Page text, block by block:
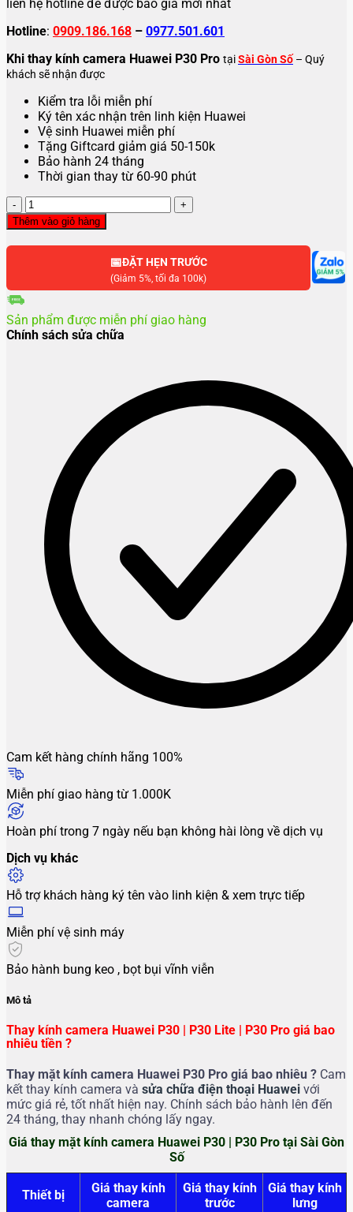
liên hệ hotline để được báo giá mới nhất
Hotline: 0909.186.168 – 0977.501.601
Khi thay kính camera Huawei P30 Pro tạiSài Gòn Số – Quý
khách sẽ nhận được
Kiểm tra lỗi miễn phí
Ký tên xác nhận trên linh kiện Huawei
Vệ sinh Huawei miễn phí
Tặng Giftcard giảm giá 50-150k
Bảo hành 24 tháng
Thời gian thay từ 60-90 phút
Thay
kính
camera
Huawei
số
Thêm vào giỏ hàng
📅ĐẶT HẸN TRƯỚC
(Giảm 5%, tối đa 100k)
Sản phẩm được miễn phí giao hàng
Chính sách sửa chữa
Cam kết hàng chính hãng 100%
Miễn phí giao hàng từ 1.000K
Hoàn phí trong 7 ngày nếu bạn không hài lòng về dịch vụ
Dịch vụ khác
Hỗ trợ khách hàng ký tên vào linh kiện & xem trực tiếp
Miễn phí vệ sinh máy
Bảo hành bung keo , bọt bụi vĩnh viễn
Mô tả
Thay kính camera Huawei P30 | P30 Lite | P30 Pro giá bao
nhiêu tiền ?
Thay mặt kính camera Huawei P30 Pro giá bao nhiêu ? Cam
kết thay kính camera và sửa chữa điện thoại Huawei với
mức giá rẻ, tốt nhất hiện nay. Chính sách bảo hành lên đến
24 tháng, thay nhanh chóng lấy ngay.
Giá thay mặt kính camera Huawei P30 | P30 Pro tại Sài Gòn
Số
Thiết bị
Giá thay kính
camera
Giá thay kính
trước
Giá thay kính
lưng